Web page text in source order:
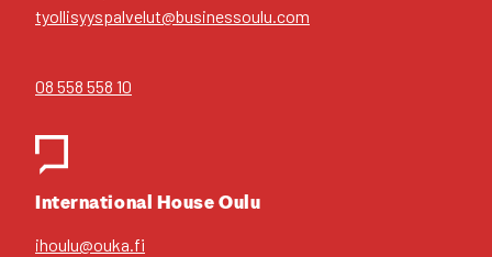
tyollisyyspalvelut@businessoulu.com
08 558 558 10
Inter­na­tio­nal House Oulu
ihoulu@ouka.fi